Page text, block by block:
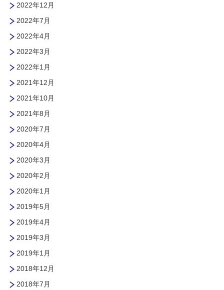
2022年12月
2022年7月
2022年4月
2022年3月
2022年1月
2021年12月
2021年10月
2021年8月
2020年7月
2020年4月
2020年3月
2020年2月
2020年1月
2019年5月
2019年4月
2019年3月
2019年1月
2018年12月
2018年7月